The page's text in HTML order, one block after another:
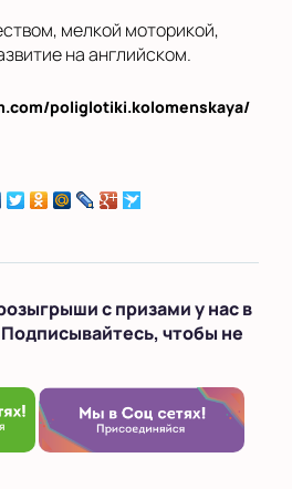
мелкой моторикой,
на английском.
poliglotiki.kolomenskaya/
с призами у нас в
чтобы не